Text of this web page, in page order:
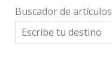
Buscador de artículos